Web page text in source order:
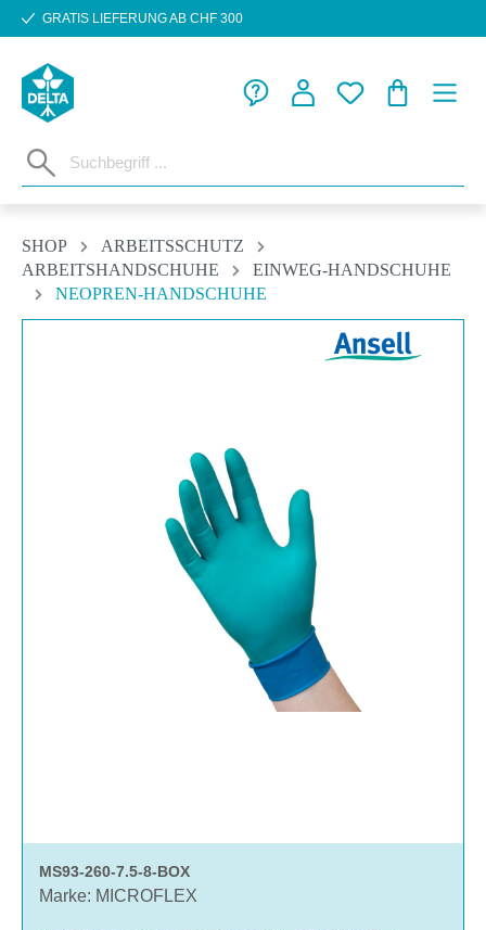
Zum Hauptinhalt springen
GRATIS LIEFERUNG AB CHF 300
SHOP
ARBEITSSCHUTZ
ARBEITSHANDSCHUHE
EINWEG-HANDSCHUHE
NEOPREN-HANDSCHUHE
MS93-260-7.5-8-BOX
Marke: MICROFLEX